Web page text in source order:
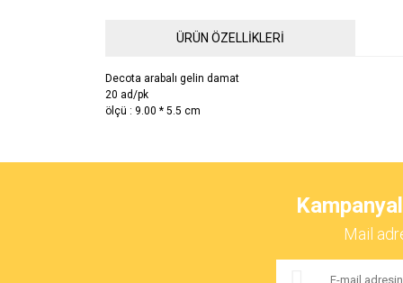
ÜRÜN ÖZELLİKLERİ
Decota arabalı gelin damat
20 ad/pk
ölçü : 9.00 * 5.5 cm
Ürün resmi kalitesiz, bozuk veya görüntülenemiyor.
Mail